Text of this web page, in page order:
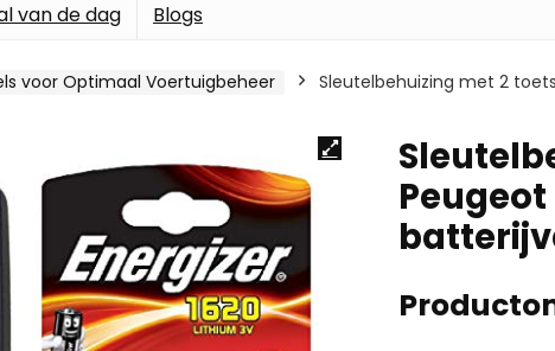
van de dag Blogs
voor Optimaal Voertuigbeheer Sleutelbehuizing met 2